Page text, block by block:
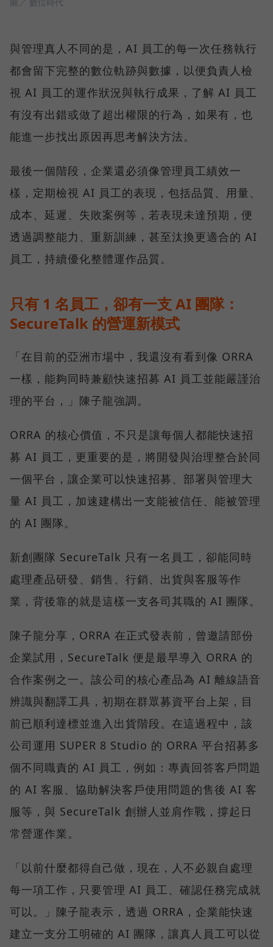
與管理真人不同的是，AI 員工的每一次任務執行
都會留下完整的數位軌跡與數據，以便負責人檢
視 AI 員工的運作狀況與執行成果，了解 AI 員工
有沒有出錯或做了超出權限的行為，如果有，也
能進一步找出原因再思考解決方法。
最後一個階段，企業還必須像管理員工績效一
樣，定期檢視 AI 員工的表現，包括品質、用量、
成本、延遲、失敗案例等，若表現未達預期，便
透過調整能力、重新訓練，甚至汰換更適合的 AI
員工，持續優化整體運作品質。
只有 1 名員工，卻有一支 AI 團隊：
SecureTalk 的營運新模式
「在目前的亞洲市場中，我還沒有看到像 ORRA
一樣，能夠同時兼顧快速招募 AI 員工並能嚴謹治
理的平台，」陳子龍強調。
ORRA 的核心價值，不只是讓每個人都能快速招
募 AI 員工，更重要的是，將開發與治理整合於同
一個平台，讓企業可以快速招募、部署與管理大
量 AI 員工，加速建構出一支能被信任、能被管理
的 AI 團隊。
新創團隊 SecureTalk 只有一名員工，卻能同時
處理產品研發、銷售、行銷、出貨與客服等作
業，背後靠的就是這樣一支各司其職的 AI 團隊。
陳子龍分享，ORRA 在正式發表前，曾邀請部份
企業試用，SecureTalk 便是最早導入 ORRA 的
合作案例之一。該公司的核心產品為 AI 離線語音
辨識與翻譯工具，初期在群眾募資平台上架，目
前已順利達標並進入出貨階段。在這過程中，該
公司運用 SUPER 8 Studio 的 ORRA 平台招募多
個不同職責的 AI 員工，例如：專責回答客戶問題
的 AI 客服、協助解決客戶使用問題的售後 AI 客
服等，與 SecureTalk 創辦人並肩作戰，撐起日
常營運作業。
「以前什麼都得自己做，現在，人不必親自處理
每一項工作，只要管理 AI 員工、確認任務完成就
可以。」陳子龍表示，透過 ORRA，企業能快速
建立一支分工明確的 AI 團隊，讓真人員工可以從